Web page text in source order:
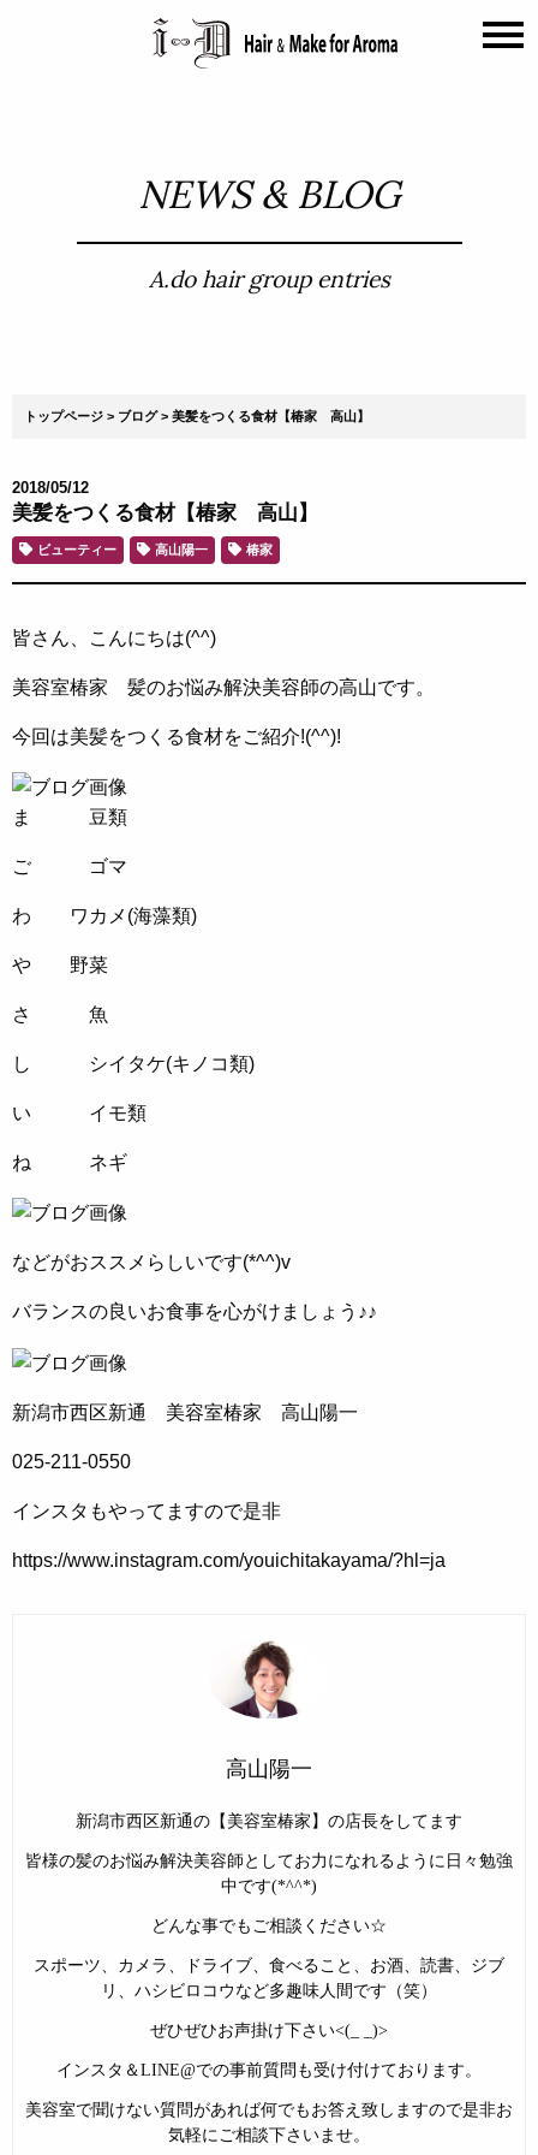
NEWS & BLOG
A.do hair group entries
トップページ ブログ 美髪をつくる食材【椿家 高山】
2018/05/12
美髪をつくる食材【椿家 高山】
ビューティー 高山陽一 椿家
皆さん、こんにちは(^^)
美容室椿家 髪のお悩み解決美容師の高山です。
今回は美髪をつくる食材をご紹介!(^^)!
ま 豆類
ご ゴマ
わ ワカメ(海藻類)
や 野菜
さ 魚
し シイタケ(キノコ類)
い イモ類
ね ネギ
などがおススメらしいです(*^^)v
バランスの良いお食事を心がけましょう♪♪
新潟市西区新通 美容室椿家 高山陽一
025-211-0550
インスタもやってますので是非
https://www.instagram.com/youichitakayama/?hl=ja
高山陽一
新潟市西区新通の【美容室椿家】の店長をしてます
皆様の髪のお悩み解決美容師としてお力になれるように日々勉強
中です(*^^*)
どんな事でもご相談ください☆
スポーツ、カメラ、ドライブ、食べること、お酒、読書、ジブ
リ、ハシビロコウなど多趣味人間です（笑）
ぜひぜひお声掛け下さい<(_ _)>
インスタ＆LINE@での事前質問も受け付けております。
美容室で聞けない質問があれば何でもお答え致しますので是非お
気軽にご相談下さいませ。